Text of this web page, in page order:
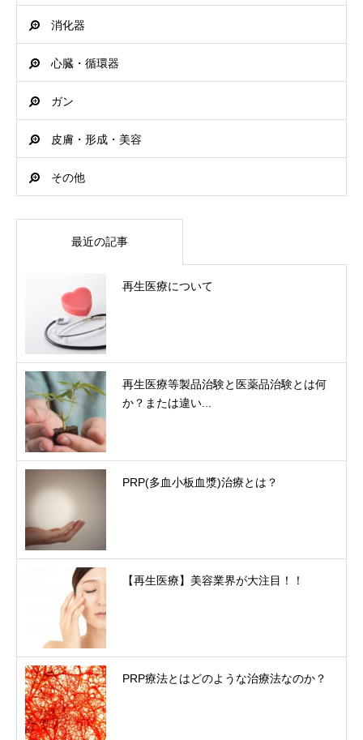
消化器
心臓・循環器
ガン
皮膚・形成・美容
その他
最近の記事
再生医療について
再生医療等製品治験と医薬品治験とは何
か？または違い...
PRP(多血小板血漿)治療とは？
【再生医療】美容業界が大注目！！
PRP療法とはどのような治療法なのか？